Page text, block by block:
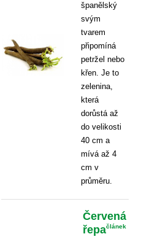
španělský
svým
tvarem
připomíná
petržel nebo
křen. Je to
zelenina,
která
dorůstá až
do velikosti
40 cm a
mívá až 4
cm v
průměru.
Červená
řepačlánek